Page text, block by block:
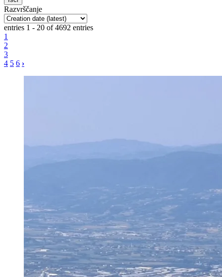
Razvrščanje
entries 1 - 20 of 4692 entries
1
2
3
4 5 6 ›